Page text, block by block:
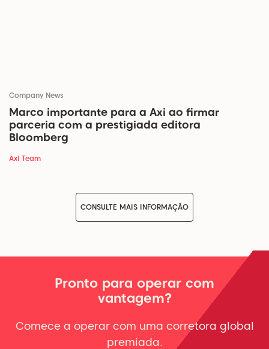
Company News
Marco importante para a Axi ao firmar
parceria com a prestigiada editora
Bloomberg
Axi Team
CONSULTE MAIS INFORMAÇÃO
Pronto para operar com
vantagem?
Comece a operar com uma corretora global
premiada.